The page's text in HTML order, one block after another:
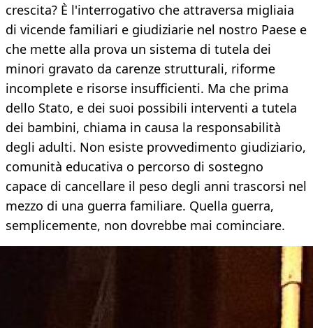
crescita? È l'interrogativo che attraversa migliaia
di vicende familiari e giudiziarie nel nostro Paese e
che mette alla prova un sistema di tutela dei
minori gravato da carenze strutturali, riforme
incomplete e risorse insufficienti. Ma che prima
dello Stato, e dei suoi possibili interventi a tutela
dei bambini, chiama in causa la responsabilità
degli adulti. Non esiste provvedimento giudiziario,
comunità educativa o percorso di sostegno
capace di cancellare il peso degli anni trascorsi nel
mezzo di una guerra familiare. Quella guerra,
semplicemente, non dovrebbe mai cominciare.